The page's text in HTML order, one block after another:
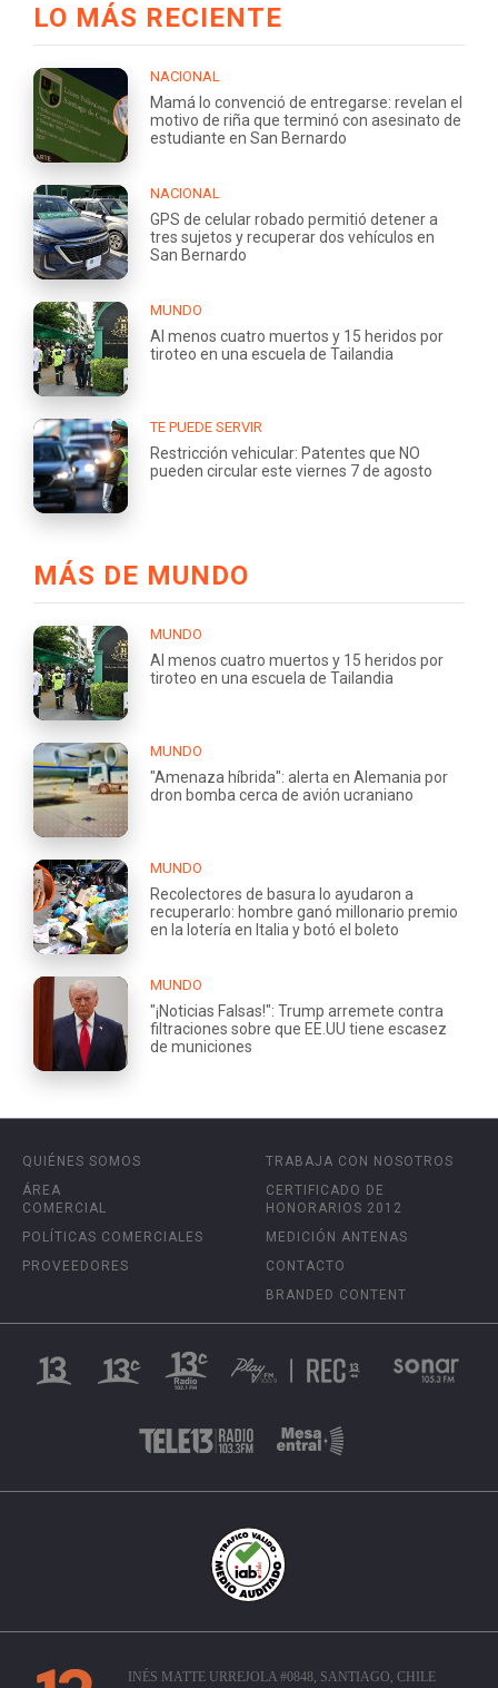
LO MÁS RECIENTE
NACIONAL
Mamá lo convenció de entregarse: revelan el
motivo de riña que terminó con asesinato de
estudiante en San Bernardo
NACIONAL
GPS de celular robado permitió detener a
tres sujetos y recuperar dos vehículos en
San Bernardo
MUNDO
Al menos cuatro muertos y 15 heridos por
tiroteo en una escuela de Tailandia
TE PUEDE SERVIR
Restricción vehicular: Patentes que NO
pueden circular este viernes 7 de agosto
MÁS DE MUNDO
MUNDO
Al menos cuatro muertos y 15 heridos por
tiroteo en una escuela de Tailandia
MUNDO
"Amenaza híbrida": alerta en Alemania por
dron bomba cerca de avión ucraniano
MUNDO
Recolectores de basura lo ayudaron a
recuperarlo: hombre ganó millonario premio
en la lotería en Italia y botó el boleto
MUNDO
"¡Noticias Falsas!": Trump arremete contra
filtraciones sobre que EE.UU tiene escasez
de municiones
QUIÉNES SOMOS
ÁREA
COMERCIAL
POLÍTICAS COMERCIALES
PROVEEDORES
TRABAJA CON NOSOTROS
CERTIFICADO DE
HONORARIOS 2012
MEDICIÓN ANTENAS
CONTACTO
BRANDED CONTENT
INÉS MATTE URREJOLA #0848, SANTIAGO, CHILE